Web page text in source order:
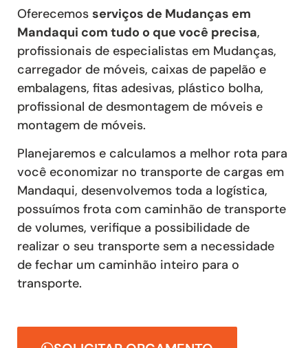
Oferecemos serviços de Mudanças em
Mandaqui com tudo o que você precisa,
profissionais de especialistas em Mudanças,
carregador de móveis, caixas de papelão e
embalagens, fitas adesivas, plástico bolha,
profissional de desmontagem de móveis e
montagem de móveis.
Planejaremos e calculamos a melhor rota para
você economizar no transporte de cargas em
Mandaqui, desenvolvemos toda a logística,
possuímos frota com caminhão de transporte
de volumes, verifique a possibilidade de
realizar o seu transporte sem a necessidade
de fechar um caminhão inteiro para o
transporte.